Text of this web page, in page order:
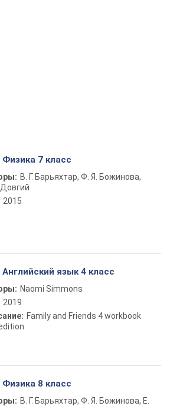
7 класс
В. Г. Барьяхтар, Ф. Я. Божинова,
2015
язык 4 класс
Naomi Simmons
2019
Family and Friends 4 workbook
8 класс
В. Г. Барьяхтар, Ф. Я. Божинова, Е.